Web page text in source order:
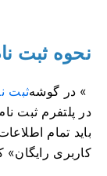
نحوه ثبت
ثبت» در گوشه
در پلتفرم ثبت
باید تمام
کاربری رایگان»